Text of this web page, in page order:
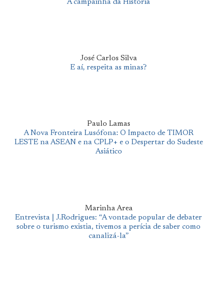
A campainha da História
José Carlos Silva
E aí, respeita as minas?
Paulo Lamas
A Nova Fronteira Lusófona: O Impacto de TIMOR
LESTE na ASEAN e na CPLP+ e o Despertar do Sudeste
Asiático
Marinha Area
Entrevista | J.Rodrigues: “A vontade popular de debater
sobre o turismo existia, tivemos a perícia de saber como
canalizá-la”